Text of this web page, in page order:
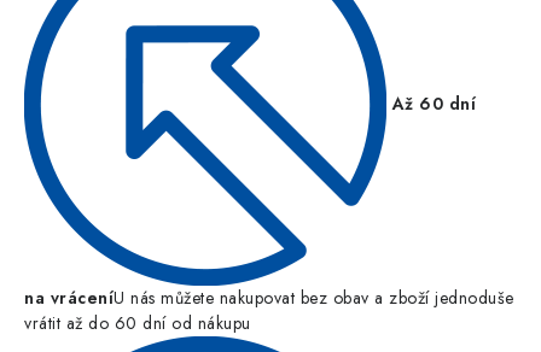
Až 60 dní
na vráceníU nás můžete nakupovat bez obav a zboží jednoduše
vrátit až do 60 dní od nákupu